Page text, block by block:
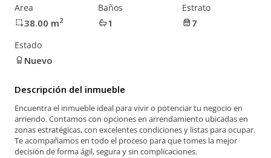
Area
38.00 m2
Baños
1
Estrato
7
Estado
Nuevo
Descripción del inmueble
Encuentra el inmueble ideal para vivir o potenciar tu negocio en
arriendo. Contamos con opciones en arrendamiento ubicadas en
zonas estratégicas, con excelentes condiciones y listas para ocupar.
Te acompañamos en todo el proceso para que tomes la mejor
decisión de forma ágil, segura y sin complicaciones.